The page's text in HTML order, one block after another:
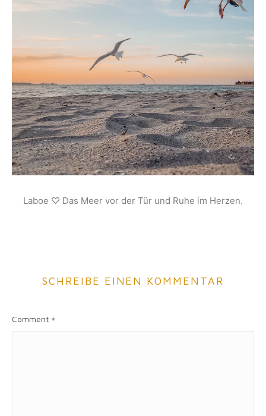
Laboe ♡ Das Meer vor der Tür und Ruhe im Herzen.
SCHREIBE EINEN KOMMENTAR
Comment *